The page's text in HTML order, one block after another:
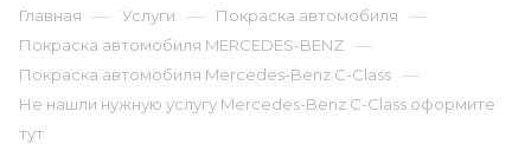
Главная — Услуги — Покраска автомобиля —
Покраска автомобиля MERCEDES-BENZ —
Покраска автомобиля Mercedes-Benz C-Class —
Не нашли нужную услугу Mercedes-Benz C-Class оформите
тут